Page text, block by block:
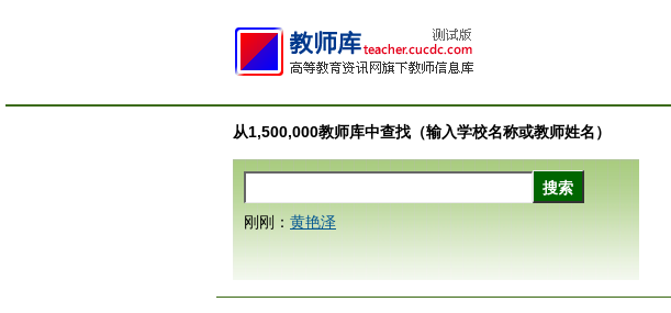
从1,500,000教师库中查找（输入学校名称或教师姓名）
刚刚： 黄艳泽